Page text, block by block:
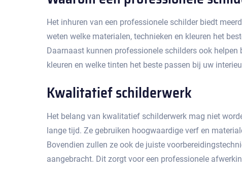
Het inhuren van een professionele schilder biedt
weten welke materialen, technieken en kleuren het
Daarnaast kunnen professionele schilders ook
kleuren en welke tinten het beste passen bij uw
Kwalitatief schilderwerk
Het belang van kwalitatief schilderwerk mag niet
lange tijd. Ze gebruiken hoogwaardige verf en
Bovendien zullen ze ook de juiste
aangebracht.​ Dit zorgt voor een professionele